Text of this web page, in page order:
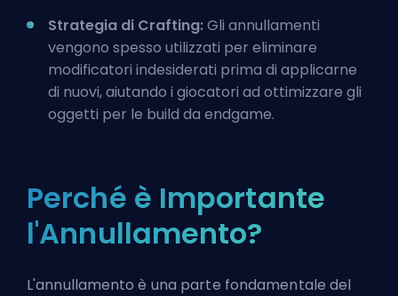
Strategia di Crafting:Gli annullamenti
vengono spesso utilizzati per eliminare
modificatori indesiderati prima di applicarne
di nuovi, aiutando i giocatori ad ottimizzare gli
oggetti per le build da endgame.
Perché è Importante
l'Annullamento?
L'annullamento è una parte fondamentale del